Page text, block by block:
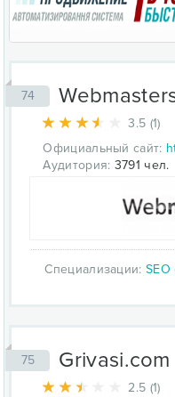
74
3.5 (1)
Официальный сайт:
Аудитория: 3791 чел.
Специализации:
75 Grivasi.com
2.5 (1)